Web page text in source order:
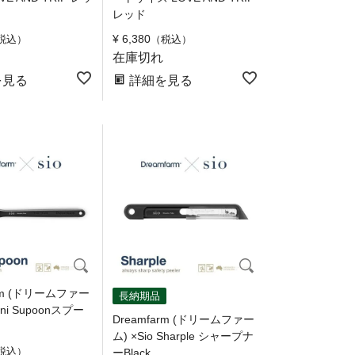
込
る
レッド
¥ 6,380 税込
在庫切れ
詳細を見る
(ドリームファー
Supoonスプー
込
長納期品
Dreamfarm (ドリームファー
ム) ×Sio Sharple シャープナ